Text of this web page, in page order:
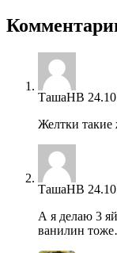
ТашаНВ
Желтки такие
ТашаНВ
А я делаю 3
ванилин